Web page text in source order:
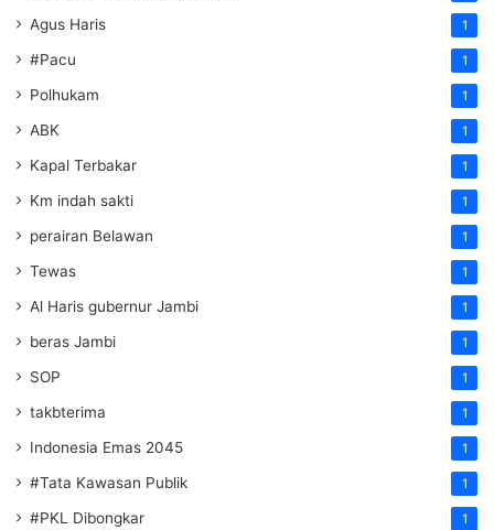
Agus Haris 1
#Pacu 1
Polhukam 1
ABK 1
Kapal Terbakar 1
Km indah sakti 1
perairan Belawan 1
Tewas 1
Al Haris gubernur Jambi 1
beras Jambi 1
SOP 1
takbterima 1
Indonesia Emas 2045 1
#Tata Kawasan Publik 1
#PKL Dibongkar 1